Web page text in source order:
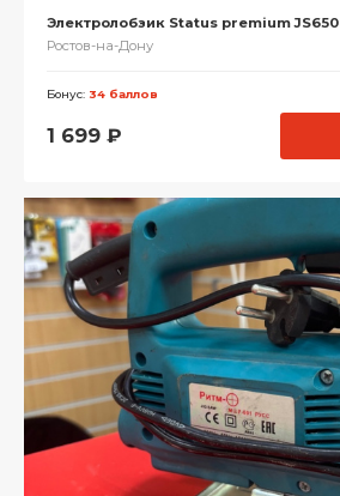
Электролобзик Status premium JS650
Ростов-на-Дону
Бонус: 34 баллов
1 699 ₽